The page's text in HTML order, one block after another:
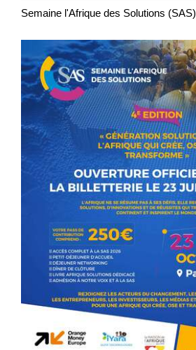
Semaine l'Afrique des Solutions (SAS)